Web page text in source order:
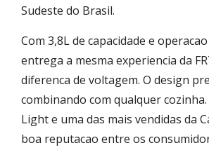
Sudeste do Brasil.
Com 3,8L de capacidade e
entrega a mesma experiencia da
diferenca de voltagem. O design
combinando com qualquer
Light e uma das mais vendidas da
boa reputacao entre os